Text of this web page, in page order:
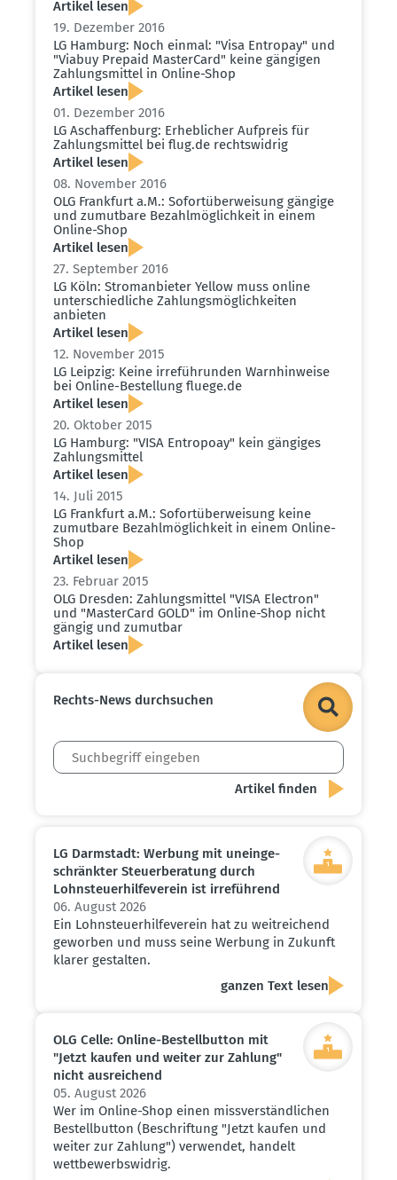
Artikel lesen
19. Dezember 2016
LG Hamburg: Noch einmal: "Visa Entropay" und
"Viabuy Prepaid MasterCard" keine gängigen
Zahlungs­mittel in Online-Shop
Artikel lesen
01. Dezember 2016
LG Aschaf­fenburg: Erheb­licher Aufpreis für
Zahlungs­mittel bei flug.​de rechts­widrig
Artikel lesen
08. November 2016
OLG Frankfurt a.M.: Sofort­über­weisung gängige
und zumutbare Bezahl­mög­lichkeit in einem
Online-Shop
Artikel lesen
27. September 2016
LG Köln: Strom­an­bieter Yellow muss online
unter­schied­liche Zahlungs­mög­lich­keiten
anbieten
Artikel lesen
12. November 2015
LG Leipzig: Keine irreführunden Warnhin­weise
bei Online-Bestellung fluege.​de
Artikel lesen
20. Oktober 2015
LG Hamburg: "VISA Entropoay" kein gängiges
Zahlungs­mittel
Artikel lesen
14. Juli 2015
LG Frankfurt a.M.: Sofort­über­weisung keine
zumutbare Bezahl­mög­lichkeit in einem Online-
Shop
Artikel lesen
23. Februar 2015
OLG Dresden: Zahlungs­mittel "VISA Electron"
und "MasterCard GOLD" im Online-Shop nicht
gängig und zumutbar
Artikel lesen
Rechts-News durch­suchen
LG Darmstadt: Werbung mit unein­ge­
schränkter Steuer­be­ratung durch
Lohnsteu­er­hil­fe­verein ist irreführend
06. August 2026
Ein Lohnsteuerhilfeverein hat zu weitreichend
geworben und muss seine Werbung in Zukunft
klarer gestalten.
ganzen Text lesen
OLG Celle: Online-Bestell­button mit
"Jetzt kaufen und weiter zur Zahlung"
nicht ausrei­chend
05. August 2026
Wer im Online-Shop einen missverständlichen
Bestellbutton (Beschriftung "Jetzt kaufen und
weiter zur Zahlung") verwendet, handelt
wettbewerbswidrig.